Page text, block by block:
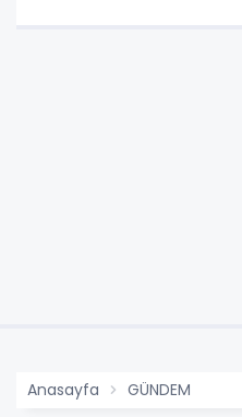
Anasayfa GÜNDEM